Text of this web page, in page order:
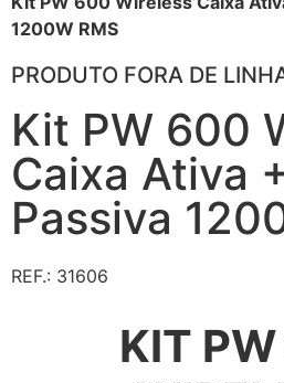
1200W RMS
PRODUTO FORA DE
Kit PW 600
Caixa Ativa
Passiva
REF.: 31606
KIT